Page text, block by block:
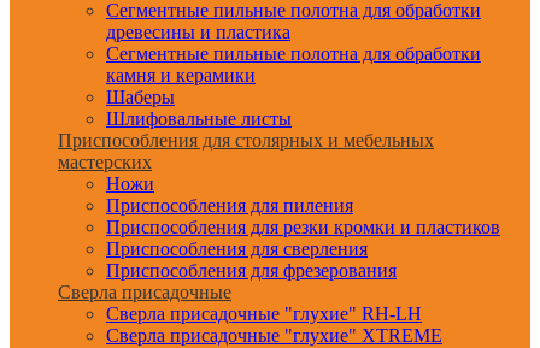
Сегментные пильные полотна для обработки
древесины и пластика
Сегментные пильные полотна для обработки
камня и керамики
Шаберы
Шлифовальные листы
Приспособления для столярных и мебельных
мастерских
Ножи
Приспособления для пиления
Приспособления для резки кромки и пластиков
Приспособления для сверления
Приспособления для фрезерования
Сверла присадочные
Сверла присадочные "глухие" RH-LH
Сверла присадочные "глухие" XTREME